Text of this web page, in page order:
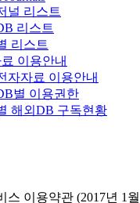
널 리스트
리스트
리스트
이용안내
자자료 이용안내
별 이용권한
해외DB 구독현황
스 이용약관 (2017년 1